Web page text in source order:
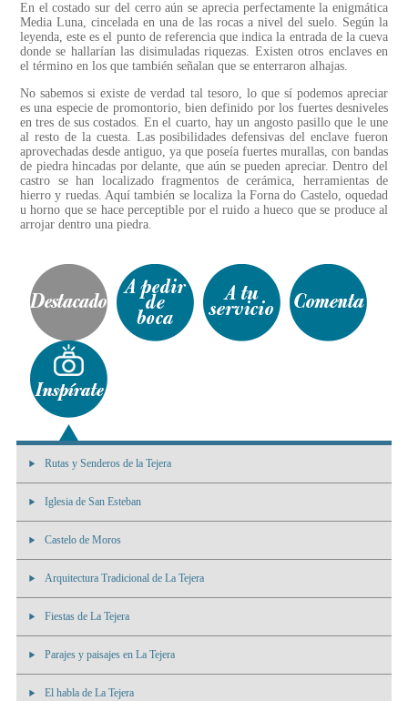
En el costado sur del cerro aún se aprecia perfectamente la enigmática
Media Luna, cincelada en una de las rocas a nivel del suelo. Según la
leyenda, este es el punto de referencia que indica la entrada de la cueva
donde se hallarían las disimuladas riquezas. Existen otros enclaves en
el término en los que también señalan que se enterraron alhajas.
No sabemos si existe de verdad tal tesoro, lo que sí podemos apreciar
es una especie de promontorio, bien definido por los fuertes desniveles
en tres de sus costados. En el cuarto, hay un angosto pasillo que le une
al resto de la cuesta. Las posibilidades defensivas del enclave fueron
aprovechadas desde antiguo, ya que poseía fuertes murallas, con bandas
de piedra hincadas por delante, que aún se pueden apreciar. Dentro del
castro se han localizado fragmentos de cerámica, herramientas de
hierro y ruedas. Aquí también se localiza la Forna do Castelo, oquedad
u horno que se hace perceptible por el ruido a hueco que se produce al
arrojar dentro una piedra.
Rutas y Senderos de la Tejera
Iglesia de San Esteban
Castelo de Moros
Arquitectura Tradicional de La Tejera
Fiestas de La Tejera
Parajes y paisajes en La Tejera
El habla de La Tejera